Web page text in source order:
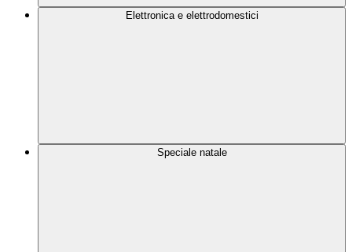
Elettronica e elettrodomestici
Speciale natale